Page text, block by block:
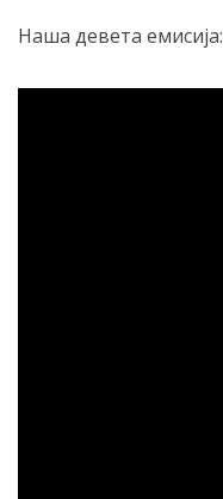
Наша девета емисија: